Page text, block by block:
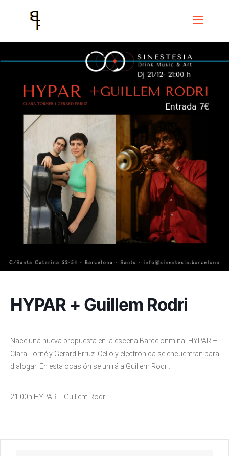
HYPAR + Guillem Rodri
Nace una nueva propuesta en la escena Barcelonmina: HYPAR –
Clara Torné y Gerard Erruz. Cello y electrónica se encuentran para
dialogar. En esta ocasión se unirá a Guillem Rodri.
21:00h HYPAR + Guillem Rodri.